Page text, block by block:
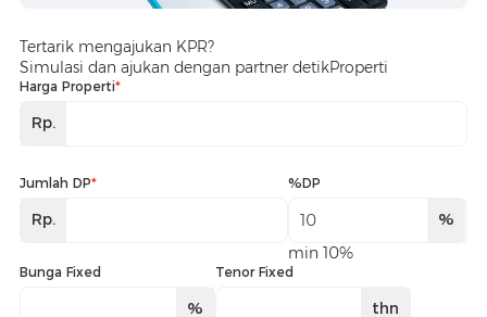
Tertarik mengajukan KPR?
Simulasi dan ajukan dengan partner detikProperti
Harga Properti*
Rp.
Jumlah DP*
Rp.
%DP
%
min 10%
Bunga Fixed
%
Tenor Fixed
thn